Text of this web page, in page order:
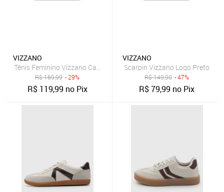
VIZZANO
Tênis Feminino Vizzano Cadarço Bege
R$169,99 - 29%
R$ 119,99 no Pix
VIZZANO
Scarpin Vizzano Logo Preto
R$149,90 - 47%
R$79,99 no Pix